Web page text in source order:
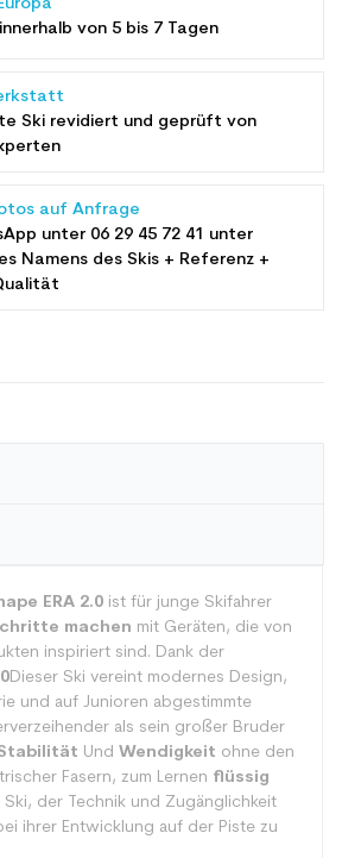
von 5 bis 7 Tagen
Ski revidiert und geprüft von
auf Anfrage
unter 06 29 45 72 41 unter
Namens des Skis + Referenz +
ERA 2.0 ist für junge Skifahrer
machen mit Geräten, die von
inspiriert sind. Dank der
Dieser Ski vereint modernes Design,
und auf Junioren abgestimmte
als sein großer Bruder
Und Wendigkeit ohne den
Fasern, zum Lernen flüssig
Ski, der Technik und Zugänglichkeit
ihrer Entwicklung auf der Piste zu